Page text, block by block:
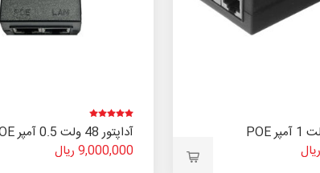
آداپتور 48 ولت 0.5 آمپر POE
9,000,000 ریال